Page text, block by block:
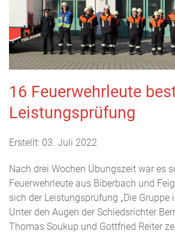
16 Feuerwehrleute
Leistungsprüfung
Erstellt: 03. Juli 2022
Nach drei Wochen Übungszeit war es
Feuerwehrleute aus Biberbach und
sich der Leistungsprüfung „Die Gruppe
Unter den Augen der Schiedsrichter
Thomas Soukup und Gottfried Reiter